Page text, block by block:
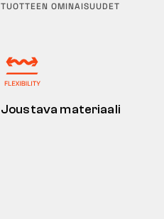
TUOTTEEN OMINAISUUDET
Joustava materiaali